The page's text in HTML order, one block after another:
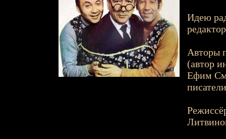
Идею
Авторы
(автор
Ефим